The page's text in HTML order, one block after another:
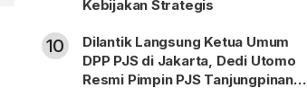
Kebijakan Strategis
10
Dilantik Langsung Ketua Umum
DPP PJS di Jakarta, Dedi Utomo
Resmi Pimpin PJS Tanjungpinang-